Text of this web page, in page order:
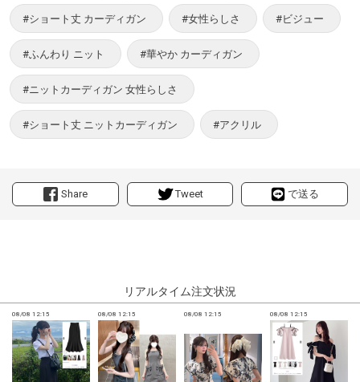
Share Tweet で送る
#ショート丈 カーディガン #女性らしさ #ビジュー
#ふんわり ニット #華やか カーディガン
#ニットカーディガン 女性らしさ
#ショート丈 ニットカーディガン #アクリル
リアルタイム注文状況
08/08 12:15 08/08 12:15 08/08 12:15 08/08 12:15